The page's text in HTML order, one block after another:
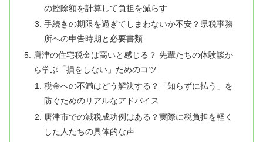
の控除額を計算して負担を減らす
手続きの期限を過ぎてしまわないか不安？県税事務
所への申告時期と必要書類
唐津の住宅税金は高いと感じる？ 先輩たちの体験談か
ら学ぶ「損をしない」ためのコツ
税金への不満はどう解決する？「知らずに払う」を
防ぐためのリアルなアドバイス
唐津市での減税成功例はある？実際に税負担を軽く
した人たちの具体的な声